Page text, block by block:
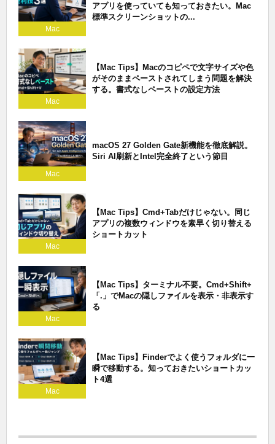
Mac
アプリを使っていても知っておきたい。Mac
標準スクリーンショットの...
Mac
【Mac Tips】Macのコピペで文字サイズや色
がそのままペーストされてしまう問題を解決
する。書式なしペーストの設定方法
Mac
macOS 27 Golden Gate新機能を徹底解説。
Siri AI刷新とIntel完全終了という節目
Mac
【Mac Tips】Cmd+Tabだけじゃない。同じ
アプリの複数ウィンドウを素早く切り替える
ショートカット
Mac
【Mac Tips】ターミナル不要。Cmd+Shift+
「.」でMacの隠しファイルを表示・非表示す
る
Mac
【Mac Tips】Finderでよく使うフォルダに一
瞬で移動する。知っておきたいショートカッ
ト4選